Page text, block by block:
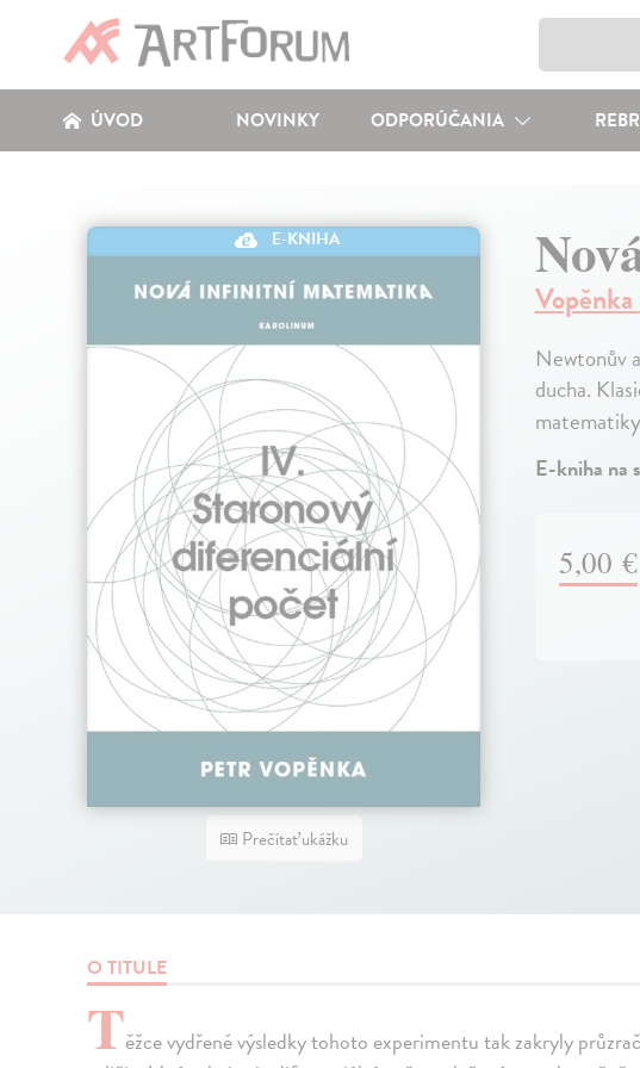
ÚVOD NOVINKY ODPORÚČANIA
E-KNIHA
Prečítať ukážku
Newtonův
ducha.
E-kniha na
5,00 €
O TITULE
Těžce vydřené výsledky tohoto experimentu tak zakryly